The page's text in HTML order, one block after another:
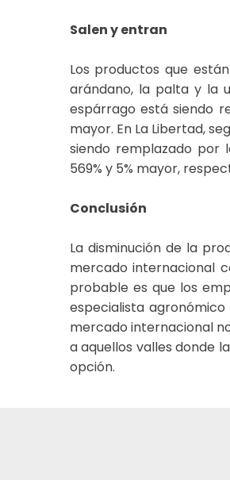
Salen y entran
Los productos que
arándano, la palta y la
espárrago está siendo
mayor. En La Libertad,
siendo remplazado por
569% y 5% mayor,
Conclusión
La disminución de la
mercado internacional
probable es que los
especialista
mercado internacional
a aquellos valles donde
opción.